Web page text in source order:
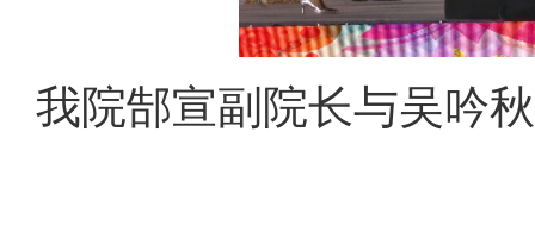
我院郜宣副院长与吴吟